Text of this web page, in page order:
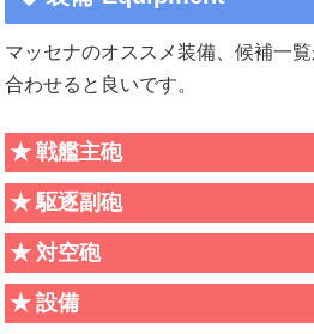
マッセナのオススメ装備、候補一
合わせると良いです。
戦艦主砲
駆逐副砲
対空砲
設備